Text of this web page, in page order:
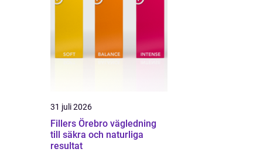
31 juli 2026
Fillers Örebro vägledning
till säkra och naturliga
resultat